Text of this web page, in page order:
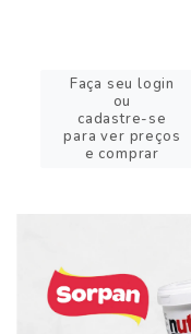
Faça seu login
ou
cadastre-se
para ver preços
e comprar